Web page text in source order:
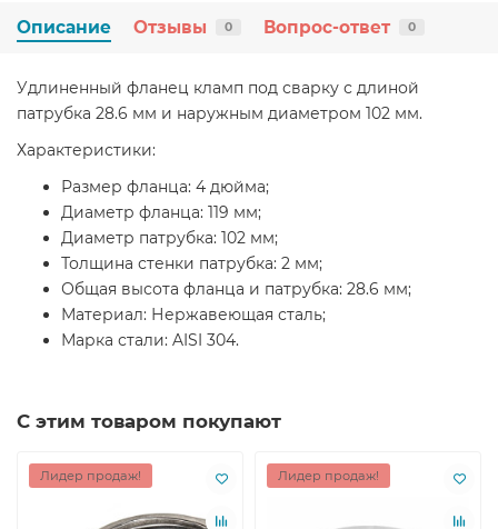
Описание Отзывы 0 Вопрос-ответ 0
Удлиненный фланец кламп под сварку с длиной
патрубка 28.6 мм и наружным диаметром 102 мм.
Характеристики:
Размер фланца: 4 дюйма;
Диаметр фланца: 119 мм;
Диаметр патрубка: 102 мм;
Толщина стенки патрубка: 2 мм;
Общая высота фланца и патрубка: 28.6 мм;
Материал: Нержавеющая сталь;
Марка стали: AISI 304.
С этим товаром покупают
Лидер продаж! Лидер продаж!